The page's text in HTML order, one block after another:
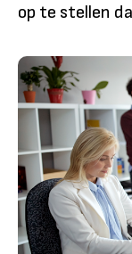
op te stellen